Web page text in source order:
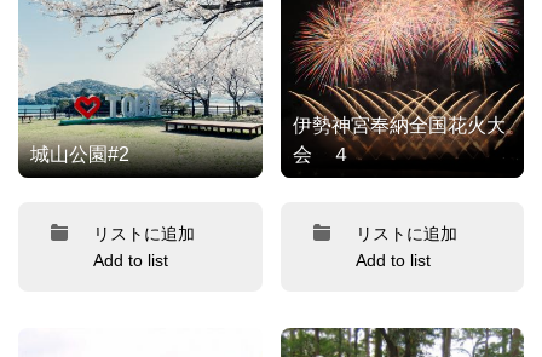
城山公園#2
リストに追加
Add to list
伊勢神宮奉納全国花火大
会 ４
リストに追加
Add to list